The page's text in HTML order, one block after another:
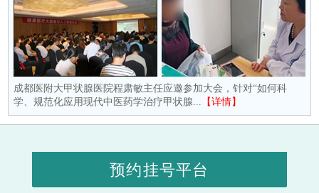
成都医附大甲状腺医院程肃敏主任应邀参加大会，针对“如何科
学、规范化应用现代中医药学治疗甲状腺... 【详情】
预约挂号平台